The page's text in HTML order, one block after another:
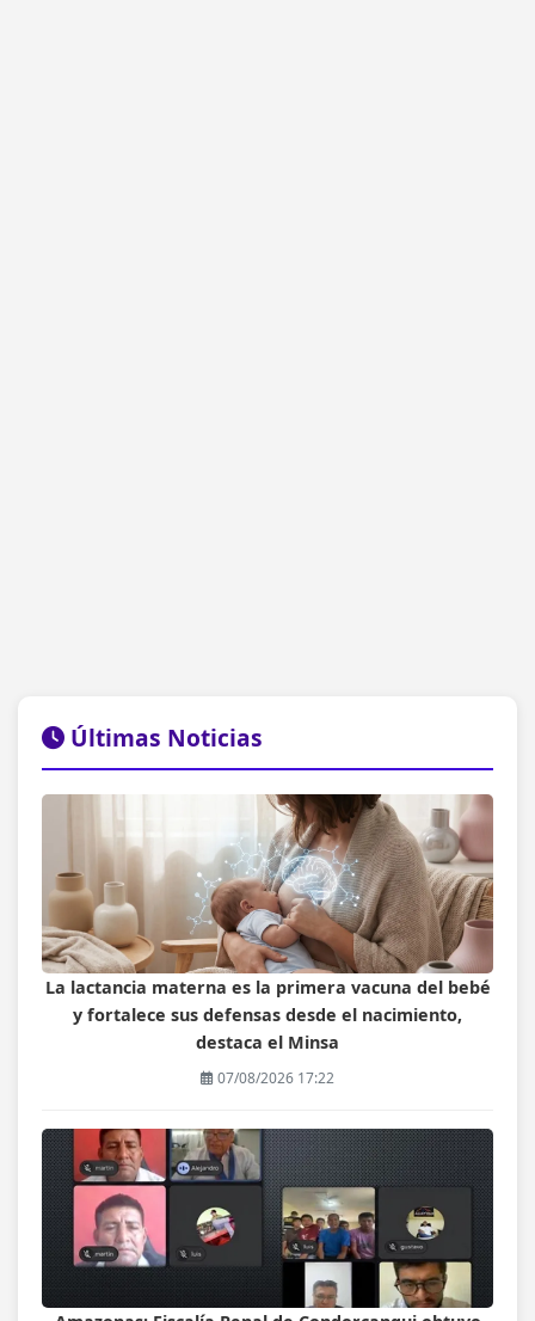
Últimas Noticias
La lactancia materna es la primera vacuna del bebé
y fortalece sus defensas desde el nacimiento,
destaca el Minsa
07/08/2026 17:22